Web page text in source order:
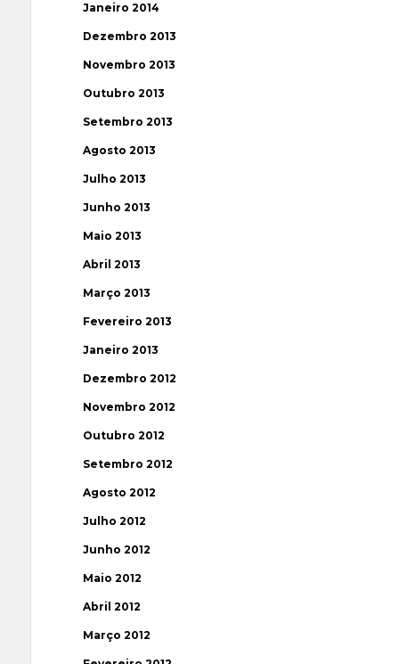
Janeiro 2014
Dezembro 2013
Novembro 2013
Outubro 2013
Setembro 2013
Agosto 2013
Julho 2013
Junho 2013
Maio 2013
Abril 2013
Março 2013
Fevereiro 2013
Janeiro 2013
Dezembro 2012
Novembro 2012
Outubro 2012
Setembro 2012
Agosto 2012
Julho 2012
Junho 2012
Maio 2012
Abril 2012
Março 2012